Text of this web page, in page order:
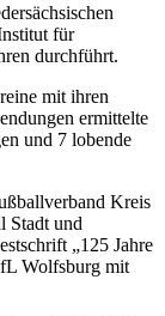
für
durchführt.
mit ihren
ermittelte
und 7 lobende
Kreis
Stadt und
„125 Jahre
Wolfsburg mit